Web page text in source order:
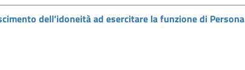
dell’idoneità ad esercitare la funzione di Persona